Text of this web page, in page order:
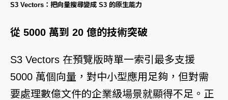
S3 Vectors：把向量搜尋變成 S3 的原生能力
從 5000 萬到 20 億的技術突破
S3 Vectors 在預覽版時單一索引最多支援
5000 萬個向量，對中小型應用足夠，但對需
要處理數億文件的企業級場景就顯得不足。正